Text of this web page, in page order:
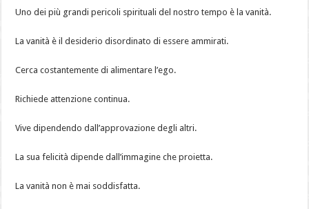
Uno dei più grandi pericoli spirituali del nostro tempo è la vanità.
La vanità è il desiderio disordinato di essere ammirati.
Cerca costantemente di alimentare l’ego.
Richiede attenzione continua.
Vive dipendendo dall’approvazione degli altri.
La sua felicità dipende dall’immagine che proietta.
La vanità non è mai soddisfatta.